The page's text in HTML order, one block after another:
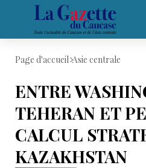
Page d'accueil Asie centrale
ENTRE
TEHERAN ET
CALCUL
KAZAKHSTAN